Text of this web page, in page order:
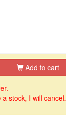
Add to cart
stock, I will cancel.